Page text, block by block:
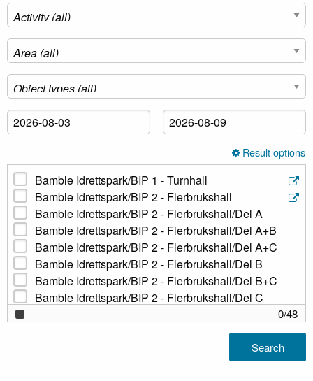
Result options
Bamble Idrettspark/BIP 1 - Turnhall
Bamble Idrettspark/BIP 2 - Flerbrukshall
Bamble Idrettspark/BIP 2 - Flerbrukshall/Del A
Bamble Idrettspark/BIP 2 - Flerbrukshall/Del A+B
Bamble Idrettspark/BIP 2 - Flerbrukshall/Del A+C
Bamble Idrettspark/BIP 2 - Flerbrukshall/Del B
Bamble Idrettspark/BIP 2 - Flerbrukshall/Del B+C
Bamble Idrettspark/BIP 2 - Flerbrukshall/Del C
Bamble Idrettspark/Svømmehall/Bane 1-3
Bamble Idrettspark/Svømmehall/Klubb- og møtelokale
0/48
Search